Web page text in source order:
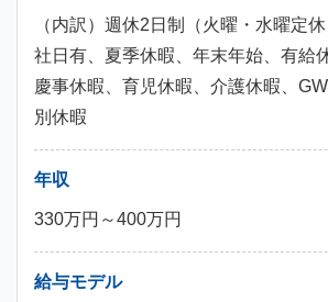
（内訳）週休2日制（火曜・水曜定
社日有、夏季休暇、年末年始、有給
慶事休暇、育児休暇、介護休暇、
別休暇
年収
330万円～400万円
給与モデル